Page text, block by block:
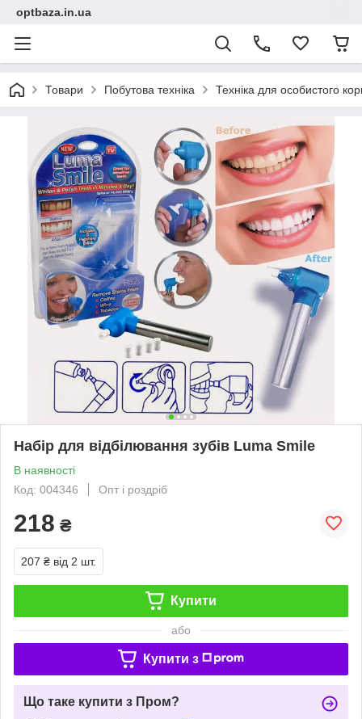
optbaza.in.ua
Товари Побутова техніка Техніка для особистого
Набір для відбілювання зубів Luma Smile
В наявності
Код: 004346
Опт і роздріб
218 ₴
207 ₴ від 2 шт.
Купити
або
Купити з
Що таке купити з Пром?